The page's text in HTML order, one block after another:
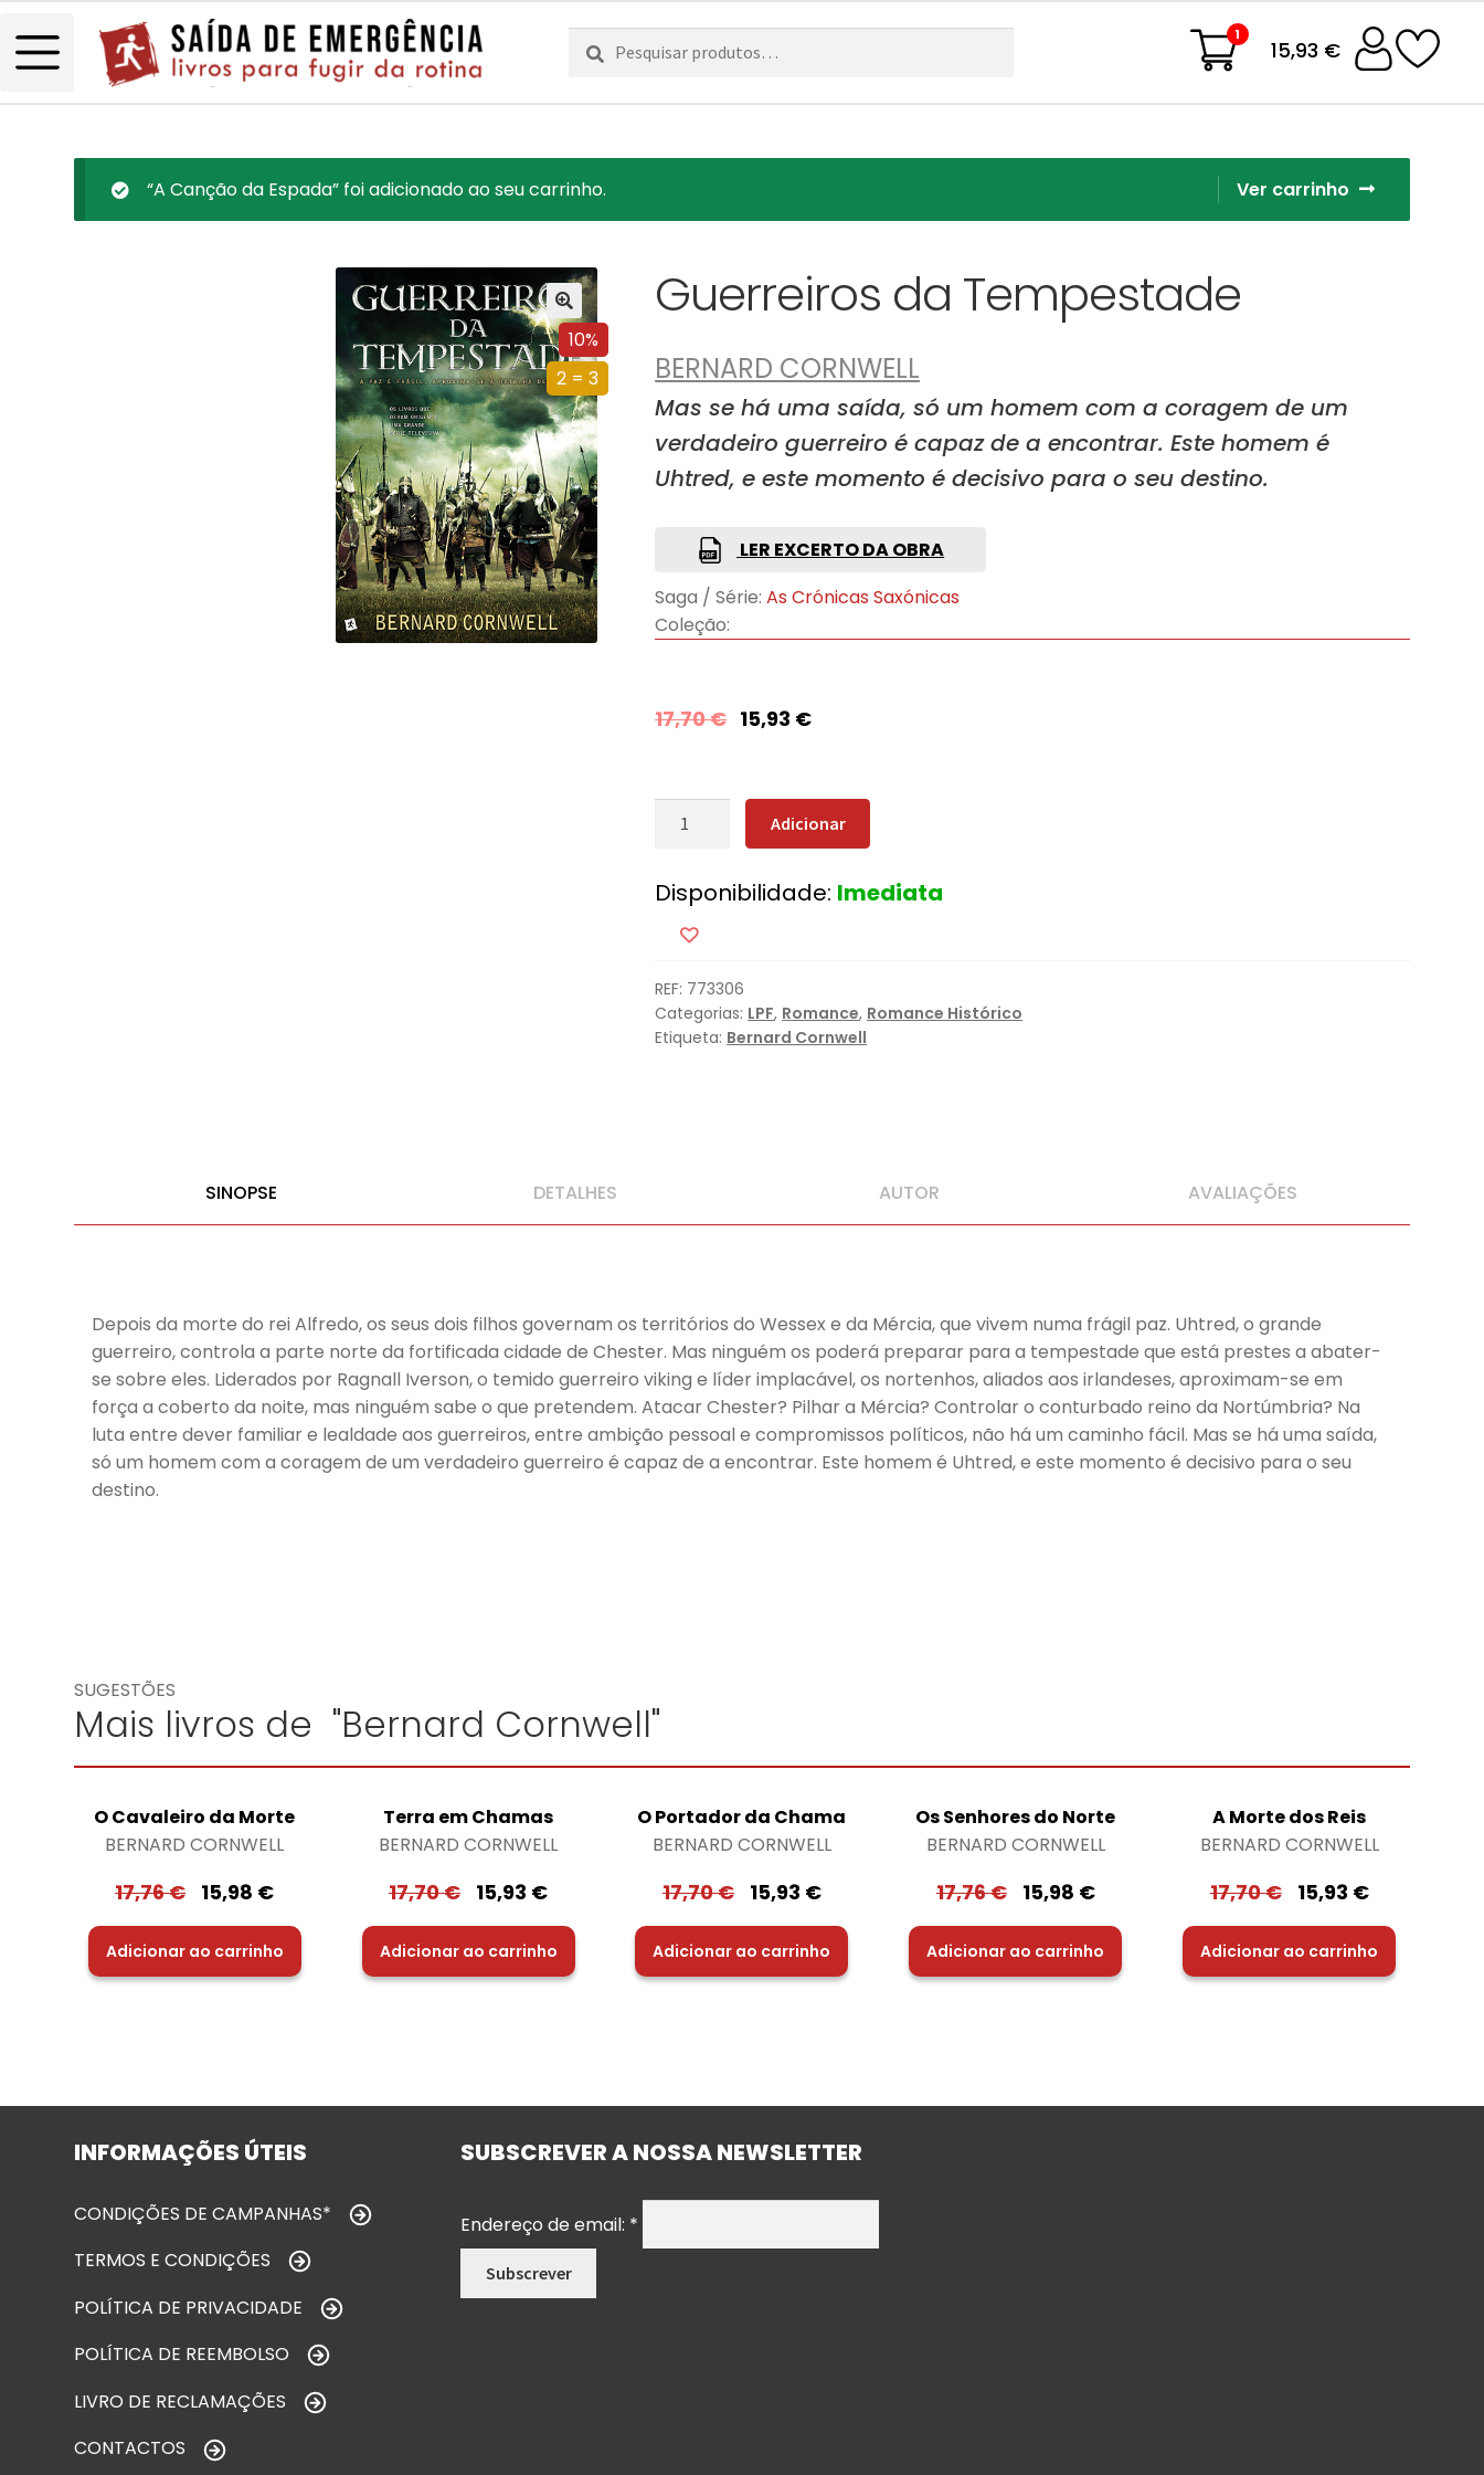
Pesquisar
por:
Pesquisa 1
15,93 €
Ver carrinho
“A Canção da Espada” foi adicionado ao seu carrinho.
10%
2 = 3
Guerreiros da Tempestade
BERNARD CORNWELL
Mas se há uma saída, só um homem com a coragem de um
verdadeiro guerreiro é capaz de a encontrar. Este homem é
Uhtred, e este momento é decisivo para o seu destino.
LER EXCERTO DA OBRA
Saga / Série: As Crónicas Saxónicas
Coleção:
17,70€ 15,93 €
Quantidade
da
Tempestade
Adicionar
Disponibilidade: Imediata
REF: 773306
Categorias: LPF, Romance, Romance Histórico
Etiqueta: Bernard Cornwell
SINOPSE DETALHES AUTOR AVALIAÇÕES
Depois da morte do rei Alfredo, os seus dois filhos governam os territórios do Wessex e da Mércia, que vivem numa frágil paz. Uhtred, o grande
guerreiro, controla a parte norte da fortificada cidade de Chester. Mas ninguém os poderá preparar para a tempestade que está prestes a abater-
se sobre eles. Liderados por Ragnall Iverson, o temido guerreiro viking e líder implacável, os nortenhos, aliados aos irlandeses, aproximam-se em
força a coberto da noite, mas ninguém sabe o que pretendem. Atacar Chester? Pilhar a Mércia? Controlar o conturbado reino da Nortúmbria? Na
luta entre dever familiar e lealdade aos guerreiros, entre ambição pessoal e compromissos políticos, não há um caminho fácil. Mas se há uma saída,
só um homem com a coragem de um verdadeiro guerreiro é capaz de a encontrar. Este homem é Uhtred, e este momento é decisivo para o seu
destino.
SUGESTÕES
Mais livros de "Bernard Cornwell"
O Cavaleiro da Morte
BERNARD CORNWELL
17,76€ 15,98 €
Adicionar ao carrinho
Terra em Chamas
BERNARD CORNWELL
17,70€ 15,93 €
Adicionar ao carrinho
O Portador da Chama
BERNARD CORNWELL
17,70€ 15,93 €
Adicionar ao carrinho
Os Senhores do Norte
BERNARD CORNWELL
17,76€ 15,98 €
Adicionar ao carrinho
A Morte dos Reis
BERNARD CORNWELL
17,70€ 15,93 €
Adicionar ao carrinho
INFORMAÇÕES ÚTEIS
CONDIÇÕES DE CAMPANHAS*
TERMOS E CONDIÇÕES
POLÍTICA DE PRIVACIDADE
POLÍTICA DE REEMBOLSO
LIVRO DE RECLAMAÇÕES
CONTACTOS
SUBSCREVER A NOSSA NEWSLETTER
Endereço de email: *